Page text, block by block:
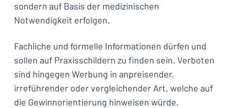
sondern auf Basis der medizinischen
Notwendigkeit erfolgen.
Fachliche und formelle Informationen dürfen und
sollen auf Praxisschildern zu finden sein. Verboten
sind hingegen Werbung in anpreisender,
irreführender oder vergleichender Art, welche auf
die Gewinnorientierung hinweisen würde.